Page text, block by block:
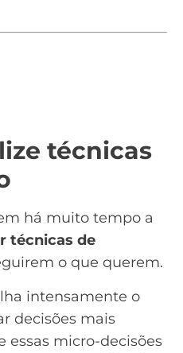
técnicas
há muito tempo a
técnicas de
o que querem.
intensamente o
decisões mais
essas micro-decisões